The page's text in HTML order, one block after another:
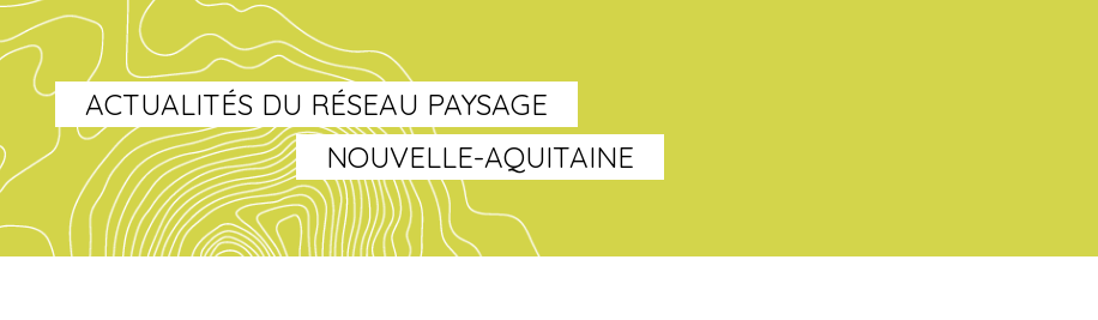
ACTUALITÉS DU RÉSEAU PAYSAGE
NOUVELLE-AQUITAINE